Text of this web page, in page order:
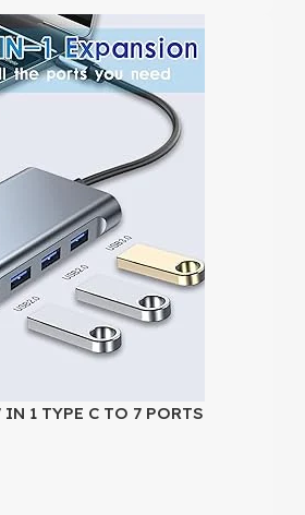
IN 1 TYPE C TO 7 PORTS